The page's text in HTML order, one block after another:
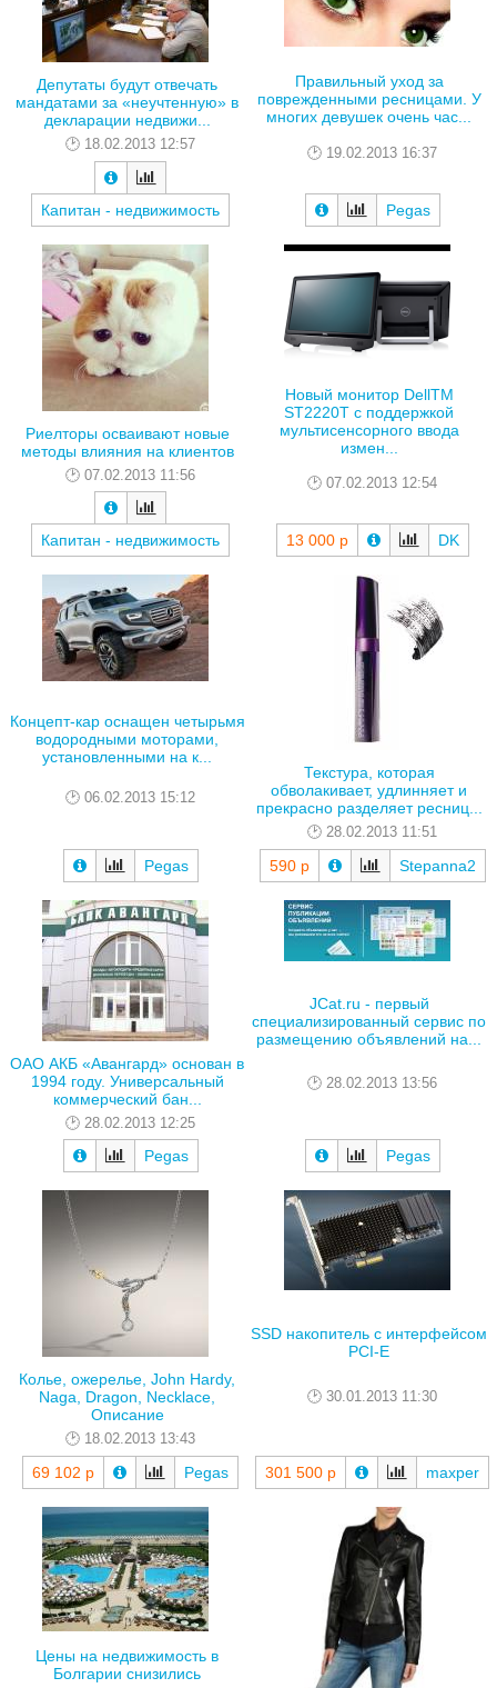
Депутаты будут отвечать
мандатами за «неучтенную» в
декларации недвижи...
18.02.2013 12:57
Капитан - недвижимость
Правильный уход за
поврежденными ресницами. У
многих девушек очень час...
19.02.2013 16:37
Pegas
Риелторы осваивают новые
методы влияния на клиентов
07.02.2013 11:56
Капитан - недвижимость
Новый монитор DellTM
ST2220T с поддержкой
мультисенсорного ввода
измен...
07.02.2013 12:54
13 000 р DK
Концепт-кар оснащен четырьмя
водородными моторами,
установленными на к...
06.02.2013 15:12
Pegas
Текстура, которая
обволакивает, удлинняет и
прекрасно разделяет ресниц...
28.02.2013 11:51
590 р Stepanna2
ОАО АКБ «Авангард» основан в
1994 году. Универсальный
коммерческий бан...
28.02.2013 12:25
Pegas
JCat.ru - первый
специализированный сервис по
размещению объявлений на...
28.02.2013 13:56
Pegas
Колье, ожерелье, John Hardy,
Naga, Dragon, Necklace,
Описание
18.02.2013 13:43
69 102 р Pegas
SSD накопитель с интерфейсом
PCI-E
30.01.2013 11:30
301 500 р maxper
Цены на недвижимость в
Болгарии снизились